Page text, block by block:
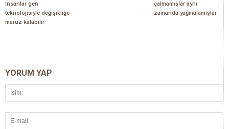
İnsanlar gen
teknolojisiyle değişikliğe
maruz kalabilir
çalmamışlar aynı
zamanda yağmalamışlar
YORUM YAP